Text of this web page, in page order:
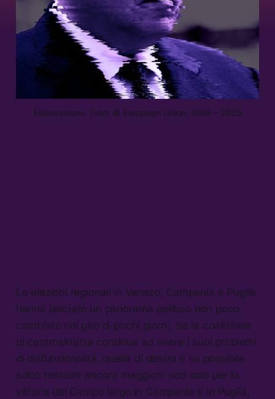
Elaborazione. Foto: © European Union, 1998 – 2025
Le elezioni regionali in Veneto, Campania e Puglia
hanno lasciato un panorama politico non poco
cambiato nel giro di pochi giorni. Se la coalizione
di centrosinistra continua ad avere i suoi problemi
di disfunzionalità, quella di destra è se possibile
sotto tensioni ancora maggiori: non solo per la
vittoria del Campo largo in Campania e in Puglia,